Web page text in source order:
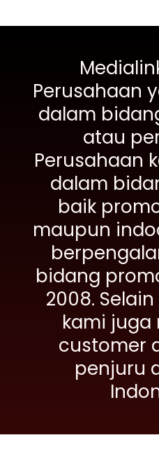
Perusahaan
dalam
atau
Perusahaan
dalam
baik
maupun
bidang
2008.
kami juga
customer
penjuru